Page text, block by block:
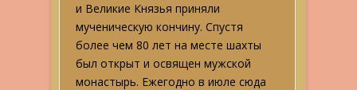
и Великие Князья приняли
мученическую кончину. Спустя
более чем 80 лет на месте шахты
был открыт и освящен мужской
монастырь. Ежегодно в июле сюда